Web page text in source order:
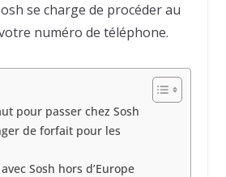
se charge de procéder au
numéro de téléphone.
pour passer chez Sosh
de forfait pour les
Sosh hors d’Europe